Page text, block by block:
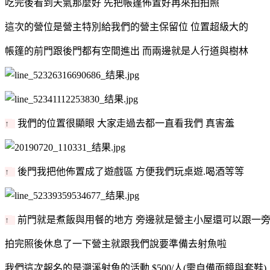
吃完後看到天氣那麼好 先把帳篷佈置好再來拍拍照
這次的營位是營主特別給我們的營主保留位 位置超級大的
帳篷的前門跟後門都有空間進出 而兩邊就是人行道與樹林
↑ 我們的位置很顯眼 大家走過去都一直看我們 真害羞
↑ 後門我把他佈置成了遊戲區 方便我們玩桌遊.喝酒等等
↑ 前門就是煮飯與用餐的地方 旁邊就是營主小屋還可以跟一
拍完照後休息了一下營主就跟我們說要準備去射魚啦
我們這次報名的是溯溪射魚的活動 $500/人(需自備面鏡與套鞋)